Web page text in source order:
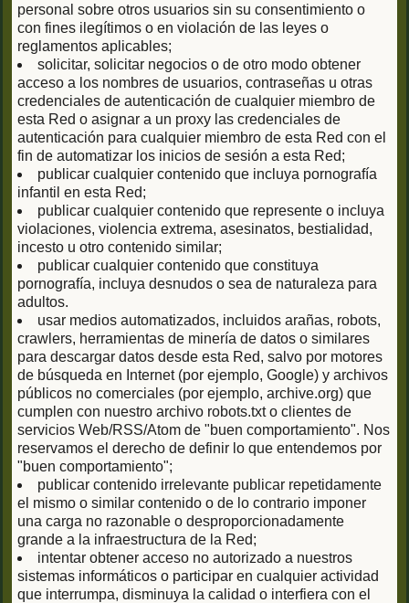
personal sobre otros usuarios sin su consentimiento o
con fines ilegítimos o en violación de las leyes o
reglamentos aplicables;
solicitar, solicitar negocios o de otro modo obtener
acceso a los nombres de usuarios, contraseñas u otras
credenciales de autenticación de cualquier miembro de
esta Red o asignar a un proxy las credenciales de
autenticación para cualquier miembro de esta Red con el
fin de automatizar los inicios de sesión a esta Red;
publicar cualquier contenido que incluya pornografía
infantil en esta Red;
publicar cualquier contenido que represente o incluya
violaciones, violencia extrema, asesinatos, bestialidad,
incesto u otro contenido similar;
publicar cualquier contenido que constituya
pornografía, incluya desnudos o sea de naturaleza para
adultos.
usar medios automatizados, incluidos arañas, robots,
crawlers, herramientas de minería de datos o similares
para descargar datos desde esta Red, salvo por motores
de búsqueda en Internet (por ejemplo, Google) y archivos
públicos no comerciales (por ejemplo, archive.org) que
cumplen con nuestro archivo robots.txt o clientes de
servicios Web/RSS/Atom de "buen comportamiento". Nos
reservamos el derecho de definir lo que entendemos por
"buen comportamiento";
publicar contenido irrelevante publicar repetidamente
el mismo o similar contenido o de lo contrario imponer
una carga no razonable o desproporcionadamente
grande a la infraestructura de la Red;
intentar obtener acceso no autorizado a nuestros
sistemas informáticos o participar en cualquier actividad
que interrumpa, disminuya la calidad o interfiera con el